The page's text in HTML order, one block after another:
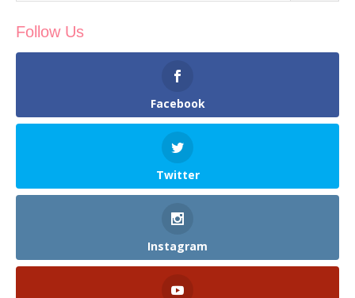
Follow Us
Facebook
Twitter
Instagram